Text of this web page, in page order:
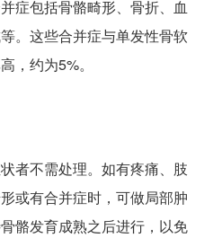
症包括骨骼畸形、骨折、血
。这些合并症与单发性骨软
，约为5%。
者不需处理。如有疼痛、肢
或有合并症时，可做局部肿
骼发育成熟之后进行，以免